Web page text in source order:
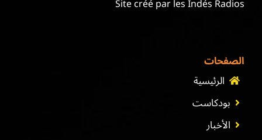
الصفحات
الرئيسية
بودكاست
الأخبار